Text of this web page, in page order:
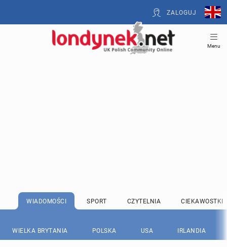
ZALOGUJ
Menu
WIADOMOŚCI SPORT CZYTELNIA CIEKAWOSTKI
WIELKA BRYTANIA POLSKA USA IRLANDIA